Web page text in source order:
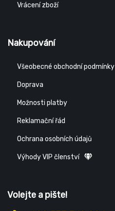
Vrácení zboží
Nakupování
Všeobecné obchodní podmínky
Doprava
Možnosti platby
Reklamační řád
Ochrana osobních údajů
Výhody VIP členství
Volejte a pište!